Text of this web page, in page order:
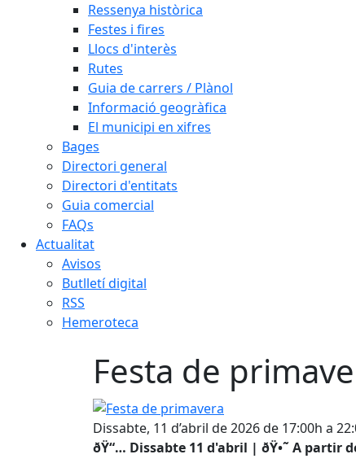
Ressenya històrica
Festes i fires
Llocs d'interès
Rutes
Guia de carrers / Plànol
Informació geogràfica
El municipi en xifres
Bages
Directori general
Directori d'entitats
Guia comercial
FAQs
Actualitat
Avisos
Butlletí digital
RSS
Hemeroteca
Festa de
Festa de primavera
Dissabte, 11 d’abril de 2026 de 17:00h a
ðŸ“… Dissabte 11 d'abril | ðŸ•˜ A partir